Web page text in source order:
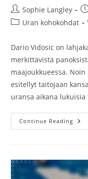
Post
author:
Sophie Langley
PostUran kohokohdat
Dario Vidosic on
merkittävistä
maajoukkueessa.
esitellyt taitojaan
uransa aikana
Continue Reading Dario